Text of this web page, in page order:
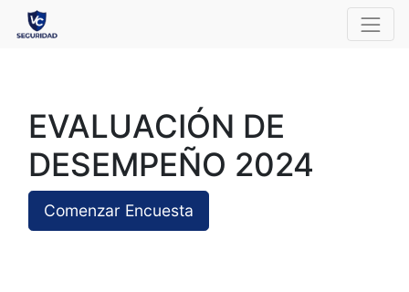
EVALUACIÓN DE
DESEMPEÑO 2024
Comenzar Encuesta